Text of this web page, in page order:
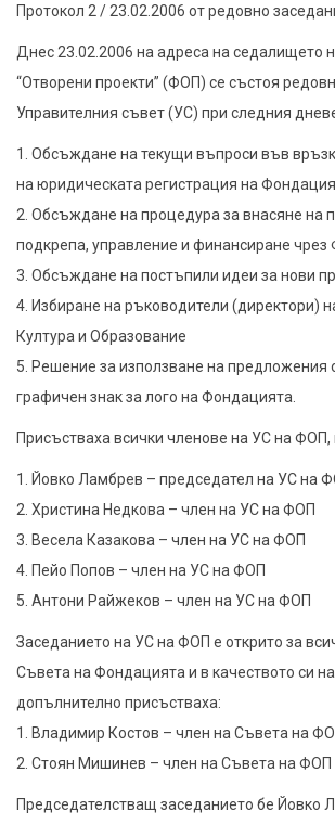
Протокол 2 / 23.02.2006 от редовно
Днес 23.02.2006 на адреса на седалището
“Отворени проекти” (ФОП) се състоя
Управителния съвет (УС) при следния
1. Обсъждане на текущи въпроси във
на юридическата регистрация на
2. Обсъждане на процедура за внасяне на
подкрепа, управление и финансиране чрез
3. Обсъждане на постъпили идеи за нови
4. Избиране на ръководители (директори)
Култура и Образование
5. Решение за използване на предложения
графичен знак за лого на Фондацията.
Присъстваха всички членове на УС на ФОП,
1. Йовко Ламбрев – председател на УС на
2. Христина Недкова – член на УС на ФОП
3. Весела Казакова – член на УС на ФОП
4. Пейо Попов – член на УС на ФОП
5. Антони Райжеков – член на УС на ФОП
Заседанието на УС на ФОП е открито за
Съвета на Фондацията и в качеството си
допълнително присъстваха:
1. Владимир Костов – член на Съвета на
2. Стоян Мишинев – член на Съвета на ФОП
Председателстващ заседанието бе Йовко